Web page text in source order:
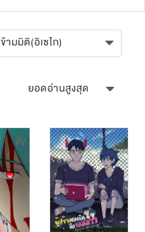
ข้ามมิติ(อิเซไก)
ยอดอ่านสูงสุด